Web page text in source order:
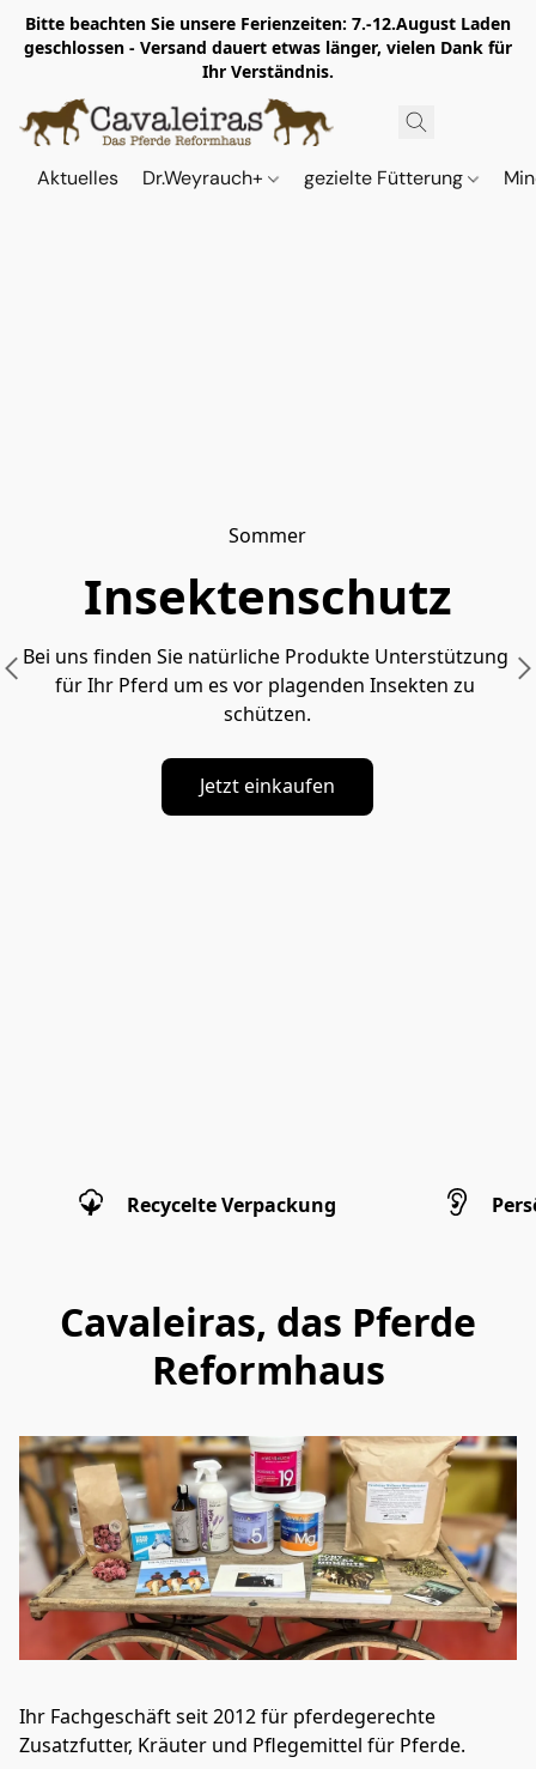
Bitte beachten Sie unsere Ferienzeiten: 7.-12.August Laden
geschlossen - Versand dauert etwas länger, vielen Dank für
Ihr Verständnis.
Aktuelles Dr.Weyrauch+ gezielte Fütterung
Sommer
Insektenschutz
Bei uns finden Sie natürliche Produkte Unterstützung
für Ihr Pferd um es vor plagenden Insekten zu
schützen.
Jetzt einkaufen
Recycelte Verpackung
Cavaleiras, das Pferde
Reformhaus
Ihr Fachgeschäft seit 2012 für pferdegerechte
Zusatzfutter, Kräuter und Pflegemittel für Pferde.